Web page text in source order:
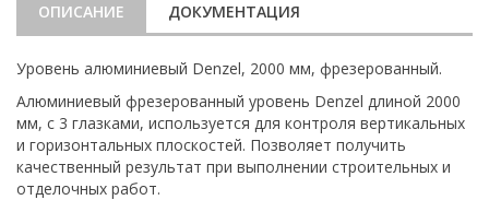
ОПИСАНИЕ ДОКУМЕНТАЦИЯ
Уровень алюминиевый Denzel, 2000 мм, фрезерованный.
Алюминиевый фрезерованный уровень Denzel длиной 2000
мм, с 3 глазками, используется для контроля вертикальных
и горизонтальных плоскостей. Позволяет получить
качественный результат при выполнении строительных и
отделочных работ.